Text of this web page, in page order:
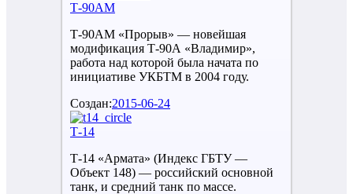
Т-90АМ
Т-90АМ «Прорыв» — новейшая
модификация Т-90А «Владимир»,
работа над которой была начата по
инициативе УКБТМ в 2004 году.
Создан:2015-06-24
Т-14
Т-14 «Армата» (Индекс ГБТУ —
Объект 148) — российский основной
танк, и средний танк по массе.